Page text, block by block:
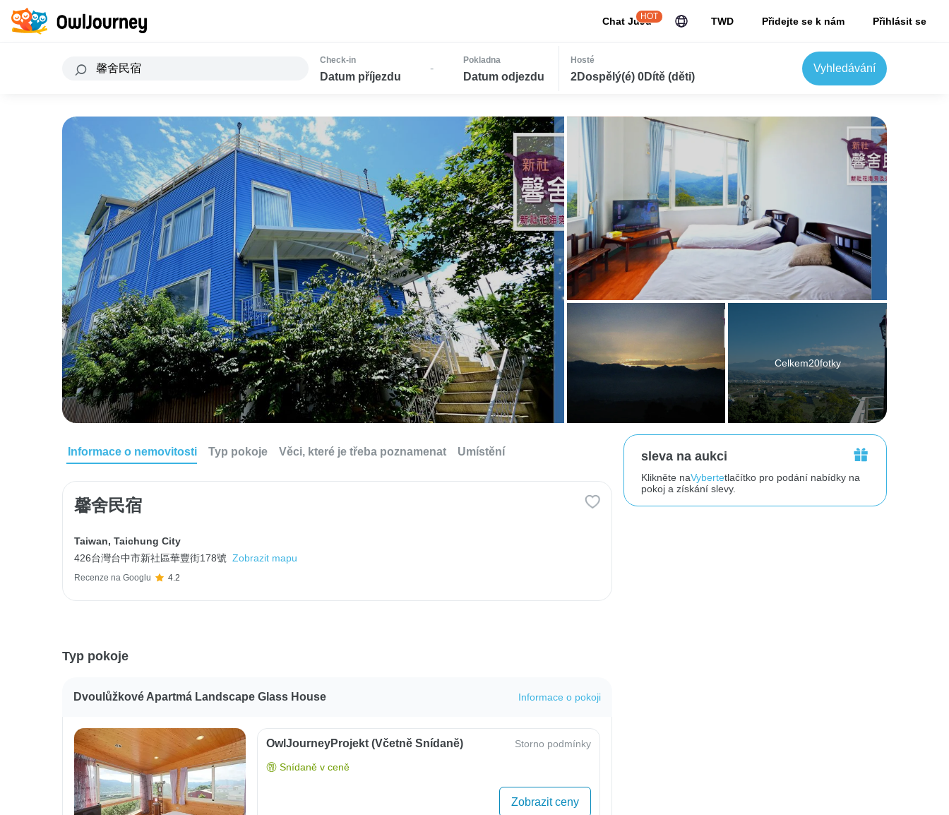
Chat JuJu
HOT TWD Přidejte se k nám Přihlásit se
Check-in
Datum příjezdu
-
Pokladna
Datum odjezdu
Hosté
2Dospělý(é) 0Dítě (děti)
Vyhledávání
Celkem20fotky
Informace o nemovitosti Typ pokoje Věci, které je třeba poznamenat Umístění
馨舍民宿
Taiwan, Taichung City
426台灣台中市新社區華豐街178號 Zobrazit mapu
Recenze na Googlu 4.2
Typ pokoje
Dvoulůžkové Apartmá Landscape Glass House Informace o pokoji
OwlJourneyProjekt (včetně Snídaně) Storno podmínky
Snídaně v ceně
Zobrazit ceny
sleva na aukci
Klikněte naVybertetlačítko pro podání nabídky na
pokoj a získání slevy.